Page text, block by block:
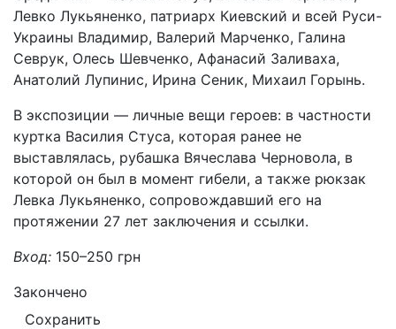
Левко Лукьяненко, патриарх Киевский и всей Руси-
Украины Владимир, Валерий Марченко, Галина
Севрук, Олесь Шевченко, Афанасий Заливаха,
Анатолий Лупинис, Ирина Сеник, Михаил Горынь.
В экспозиции — личные вещи героев: в частности
куртка Василия Стуса, которая ранее не
выставлялась, рубашка Вячеслава Черновола, в
которой он был в момент гибели, а также рюкзак
Левка Лукьяненко, сопровождавший его на
протяжении 27 лет заключения и ссылки.
Вход: 150–250 грн
Закончено
Сохранить